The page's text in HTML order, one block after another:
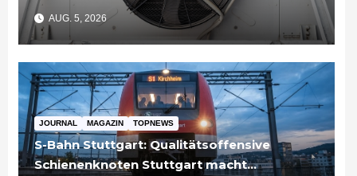
AUG. 5, 2026
JOURNAL MAGAZIN TOPNEWS
S-Bahn Stuttgart: Qualitätsoffensive
Schienenknoten Stuttgart macht